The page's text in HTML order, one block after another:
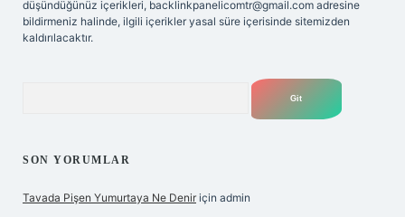
düşündüğünüz içerikleri, backlinkpanelicomtr@gmail.com adresine
bildirmeniz halinde, ilgili içerikler yasal süre içerisinde sitemizden
kaldırılacaktır.
SON YORUMLAR
Tavada Pişen Yumurtaya Ne Denir için admin